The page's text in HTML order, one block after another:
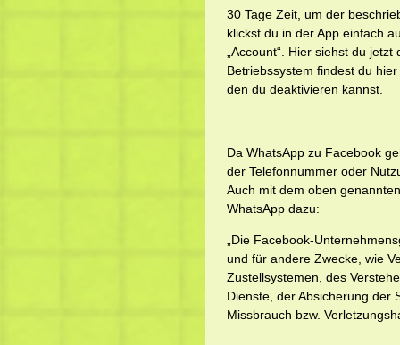
30 Tage Zeit, um der
klickst du in der App einfach
„Account“. Hier siehst du
Betriebssystem findest du
den du deaktivieren kannst.
Da WhatsApp zu Facebook
der Telefonnummer oder
Auch mit dem oben
WhatsApp dazu:
„Die Facebook-
und für andere Zwecke, wie
Zustellsystemen, des
Dienste, der Absicherung der
Missbrauch bzw.